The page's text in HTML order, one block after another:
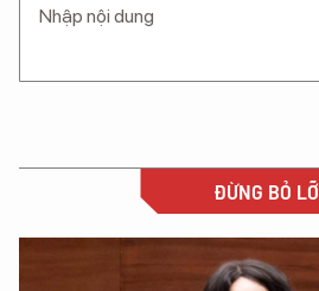
ĐỪNG BỎ LỠ